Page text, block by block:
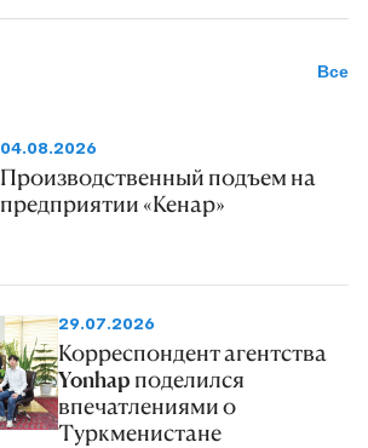
Все
04.08.2026
Производственный подъем на
предприятии «Кенар»
29.07.2026
Корреспондент агентства
Yonhap поделился
впечатлениями о
Туркменистане